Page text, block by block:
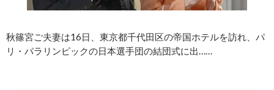
秋篠宮ご夫妻は16日、東京都千代田区の帝国ホテルを訪れ、パ
リ・パラリンピックの日本選手団の結団式に出……